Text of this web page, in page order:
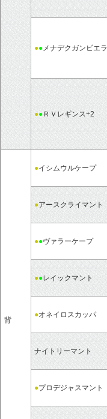
●●メナデクガンビエラ
●● ＲＶレギンス+2
背
●イシムウルケープ
●アースクライマント
●●ヴァラーケープ
●●レイックマント
●オネイロスカッパ
ナイトリーマント
●プロデジャスマント